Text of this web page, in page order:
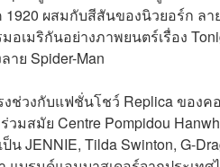
ผสมกับสีสันของนิวยอร์ก ล
มริกันอย่างภาพยนตร์เรื่อง
าย Spider-Man
ช่วงกับแฟชั่นโชว์ Replica ของค
สมัย Centre Pompidou
น JENNIE, Tilda Swinton, G-